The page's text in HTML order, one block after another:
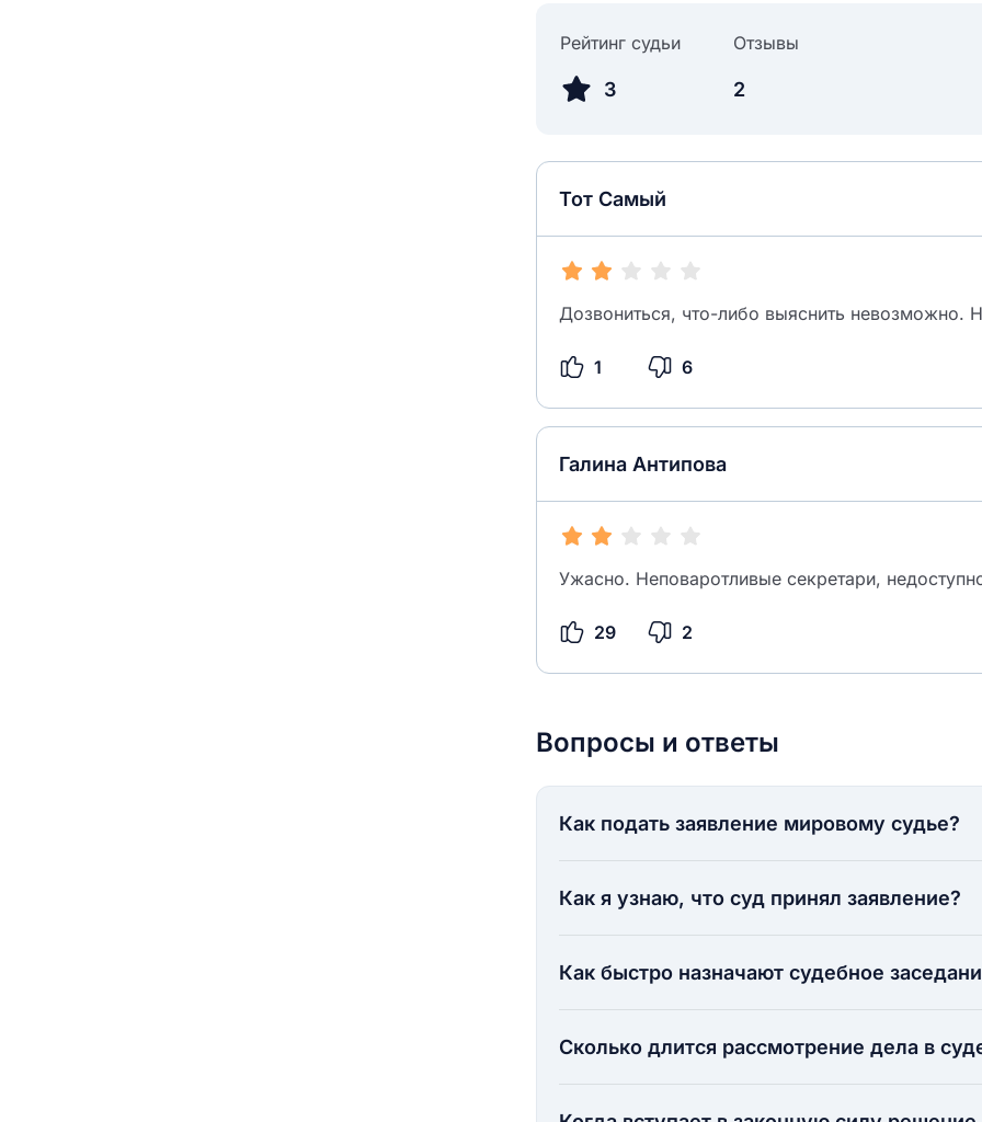
Рейтинг судьи
3
Отзывы
2
Тот Самый
Дозвониться, что-либо выяснить невозможно.
1 6
Галина Антипова
Ужасно. Неповаротливые секретари,
29 2
Вопросы и ответы
Как подать заявление мировому судье?
Как я узнаю, что суд принял заявление?
Как быстро назначают судебное
Сколько длится рассмотрение дела в